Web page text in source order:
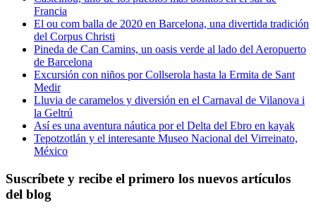
Francia
El ou com balla de 2020 en Barcelona, una divertida tradición
del Corpus Christi
Pineda de Can Camins, un oasis verde al lado del Aeropuerto
de Barcelona
Excursión con niños por Collserola hasta la Ermita de Sant
Medir
Lluvia de caramelos y diversión en el Carnaval de Vilanova i
la Geltrú
Así es una aventura náutica por el Delta del Ebro en kayak
Tepotzotlán y el interesante Museo Nacional del Virreinato,
México
Suscríbete y recibe el primero los nuevos artículos
del blog